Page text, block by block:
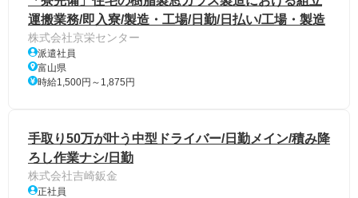
運搬業務/即入寮/製造・工場/日勤/日払い/工場・製造
株式会社京栄センター
派遣社員
富山県
時給1,500円～1,875円
手取り50万が叶う中型ドライバー/日勤メイン/積み降
ろし作業ナシ/日勤
株式会社吉崎鈑金
正社員